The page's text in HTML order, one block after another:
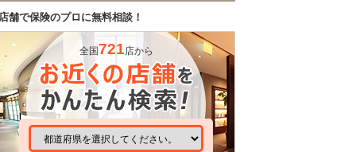
店舗で保険のプロに無料相談！
全国721店から